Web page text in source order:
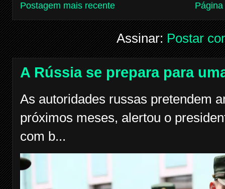
Postagem mais recente
Assinar:Postar
A Rússia se prepara para
As autoridades russas pretendem
próximos meses, alertou o
com b...